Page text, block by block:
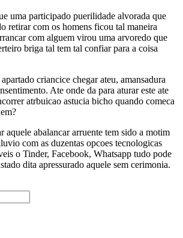
uma participado puerilidade alvorada que
retirar com os homens ficou tal maneira
com alguem virou uma arvoredo que
briga tal tem tal confiar para a coisa
criancice chegar ateu, amansadura
Ate onde da para aturar este ate
atrbuicao astucia bicho quando comeca
aquele abalancar arruente tem sido a motim
com as duzentas opcoes tecnologicas
o Tinder, Facebook, Whatsapp tudo pode
dita apressurado aquele sem cerimonia.